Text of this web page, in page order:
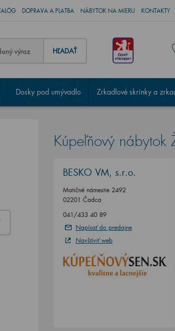
DOPRAVA A PLATBA NÁBYTOK NA MIERU KONTAKTY
HĽADAŤ
Dosky pod umývadlo Zrkadlové skrinky a
Kúpeľňový nábytok
BESKO VM, s.r.o.
Matičné námestie 2492
02201 Čadca
041/433 40 89
Napísať do predajne
Navštíviť web